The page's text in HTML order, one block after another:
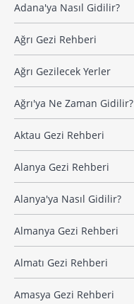
Adana'ya Nasıl Gidilir?
Ağrı Gezi Rehberi
Ağrı Gezilecek Yerler
Ağrı'ya Ne Zaman Gidilir?
Aktau Gezi Rehberi
Alanya Gezi Rehberi
Alanya'ya Nasıl Gidilir?
Almanya Gezi Rehberi
Almatı Gezi Rehberi
Amasya Gezi Rehberi